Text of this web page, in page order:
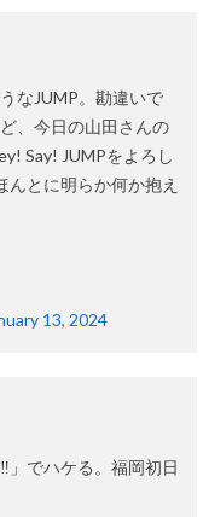
なJUMP。勘違いで
、今日の山田さんの
Say! JUMPをよろし
んとに明らか何か抱え
13, 2024
」でハケる。福岡初日